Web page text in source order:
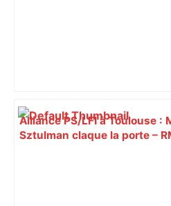
Alliance PS/LFI à Toulouse :
Sztulman claque la porte –